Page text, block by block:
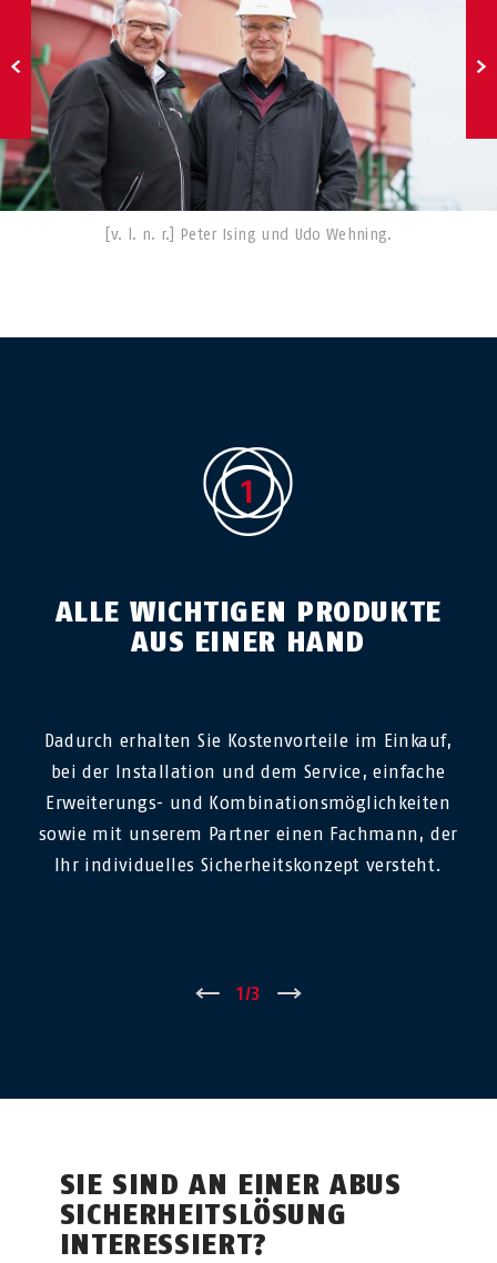
[v. l. n. r.] Peter Ising und Udo Wehning.
ALLE WICHTIGEN PRODUKTE
AUS EINER HAND
Dadurch erhalten Sie Kostenvorteile im Einkauf,
bei der Installation und dem Service, einfache
Erweiterungs- und Kombinationsmöglichkeiten
sowie mit unserem Partner einen Fachmann, der
Ihr individuelles Sicherheitskonzept versteht.
1/3
SIE SIND AN EINER ABUS
SICHERHEITSLÖSUNG
INTERESSIERT?